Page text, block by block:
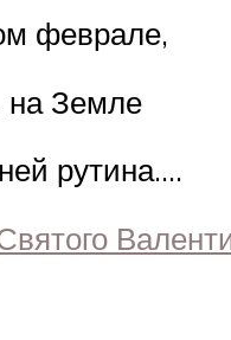
феврале,
на Земле
рутина….